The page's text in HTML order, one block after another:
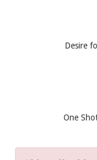
Desire
One